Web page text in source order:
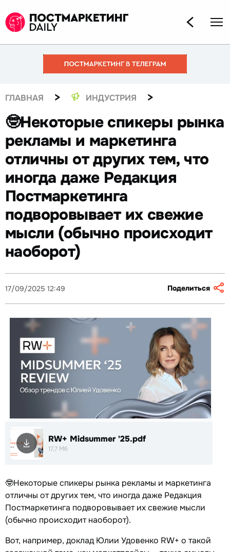
ГЛАВНАЯ > ИНДУСТРИЯ >
🤓Некоторые спикеры рынка
рекламы и маркетинга
отличны от других тем, что
иногда даже Редакция
Постмаркетинга
подворовывает их свежие
мысли (обычно происходит
наоборот)
17/09/2025 12:49 Поделиться
RW+ Midsummer '25.pdf
17,7 Мб
🤓Некоторые спикеры рынка рекламы и маркетинга
отличны от других тем, что иногда даже Редакция
Постмаркетинга подворовывает их свежие мысли
(обычно происходит наоборот).
Вот, например, доклад Юлии Удовенко RW+ о такой